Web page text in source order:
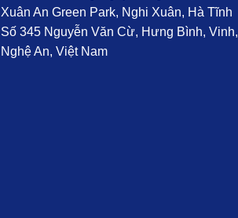
Xuân An Green Park, Nghi Xuân, Hà Tĩnh
Số 345 Nguyễn Văn Cừ, Hưng Bình, Vinh,
Nghệ An, Việt Nam